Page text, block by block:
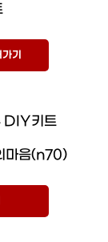
기
DIY키트
마음(n70)